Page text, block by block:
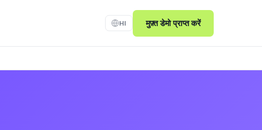
HI मुफ़्त डेमो प्राप्त करें